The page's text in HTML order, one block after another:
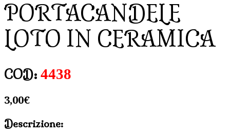
PORTACANDELE
LOTO IN CERAMICA
COD: 4438
3,00€
Descrizione: